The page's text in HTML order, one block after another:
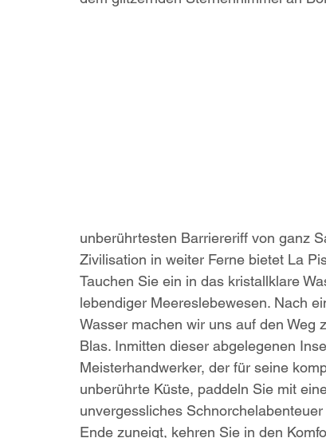
unberührtesten Barriereriff von ganz
Zivilisation in weiter Ferne bietet La
Tauchen Sie ein in das kristallklare
lebendiger Meereslebewesen. Nach
Wasser machen wir uns auf den Weg
Blas. Inmitten dieser abgelegenen
Meisterhandwerker, der für seine
unberührte Küste, paddeln Sie mit
unvergessliches
Ende zuneigt, kehren Sie in den